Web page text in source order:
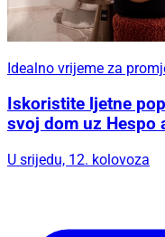
Idealno vrijeme za
Iskoristite ljetne
svoj dom uz Hespo
U srijedu, 12. kolovoza